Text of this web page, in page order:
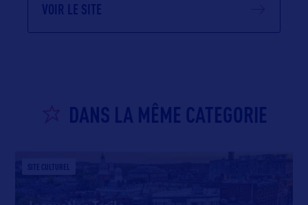
VOIR LE SITE
DANS LA MÊME CATEGORIE
SITE CULTUREL